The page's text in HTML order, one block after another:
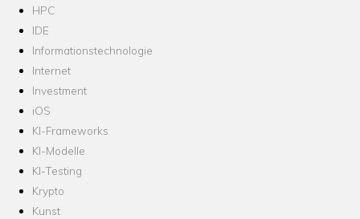
HPC
IDE
Informationstechnologie
Internet
Investment
iOS
KI-Frameworks
KI-Modelle
KI-Testing
Krypto
Kunst